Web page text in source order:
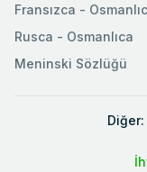
Fransızca -
Rusca - Osmanlıca
Meninski Sözlüğü
Diğer: